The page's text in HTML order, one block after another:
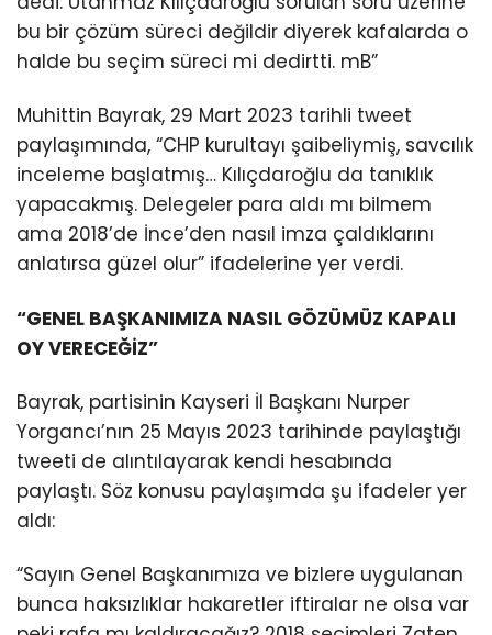
bu bir çözüm süreci değildir diyerek kafalarda o
halde bu seçim süreci mi dedirtti. mB”
Muhittin Bayrak, 29 Mart 2023 tarihli tweet
paylaşımında, “CHP kurultayı şaibeliymiş, savcılık
inceleme başlatmış… Kılıçdaroğlu da tanıklık
yapacakmış. Delegeler para aldı mı bilmem
ama 2018’de İnce’den nasıl imza çaldıklarını
anlatırsa güzel olur” ifadelerine yer verdi.
“GENEL BAŞKANIMIZA NASIL GÖZÜMÜZ KAPALI
OY VERECEĞİZ”
Bayrak, partisinin Kayseri İl Başkanı Nurper
Yorgancı’nın 25 Mayıs 2023 tarihinde paylaştığı
tweeti de alıntılayarak kendi hesabında
paylaştı. Söz konusu paylaşımda şu ifadeler yer
aldı:
“Sayın Genel Başkanımıza ve bizlere uygulanan
bunca haksızlıklar hakaretler iftiralar ne olsa var